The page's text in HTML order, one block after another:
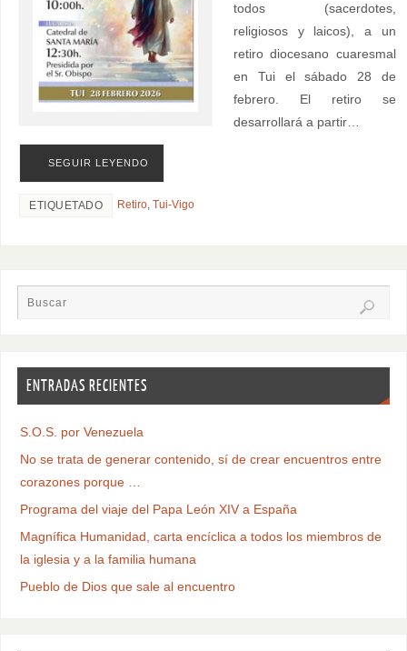
todos (sacerdotes,
religiosos y laicos), a un
retiro diocesano cuaresmal
en Tui el sábado 28 de
febrero. El retiro se
desarrollará a partir…
SEGUIR LEYENDO
ETIQUETADO Retiro ,Tui-Vigo
ENTRADAS RECIENTES
S.O.S. por Venezuela
No se trata de generar contenido, sí de crear encuentros entre
corazones porque …
Programa del viaje del Papa León XIV a España
Magnífica Humanidad, carta encíclica a todos los miembros de
la iglesia y a la familia humana
Pueblo de Dios que sale al encuentro